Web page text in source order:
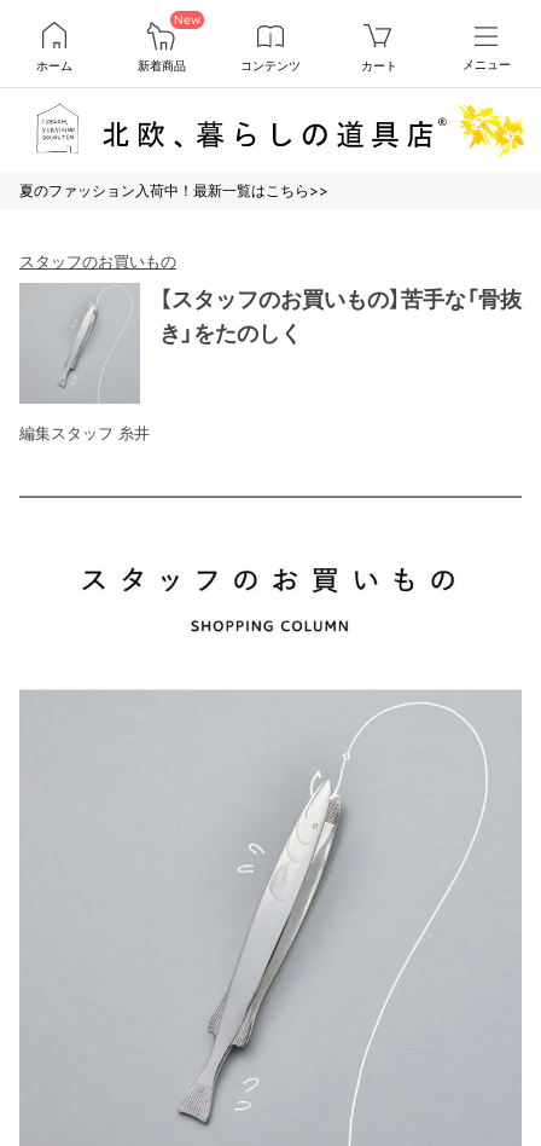
ホーム
New
新着商品 コンテンツ カート メニュー
夏のファッション入荷中！最新一覧はこちら>>
スタッフのお買いもの
【スタッフのお買いもの】苦手な「骨抜
き」をたのしく
編集スタッフ 糸井